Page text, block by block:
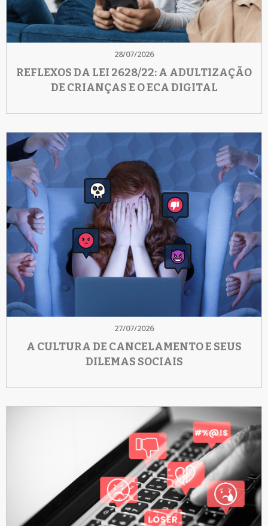
28/07/2026
REFLEXOS DA LEI 2628/22: A ADULTIZAÇÃO
DE CRIANÇAS E O ECA DIGITAL
27/07/2026
A CULTURA DE CANCELAMENTO E SEUS
DILEMAS SOCIAIS